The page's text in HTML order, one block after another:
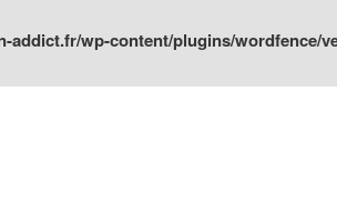
addict.fr/wp-content/plugins/wordfence/